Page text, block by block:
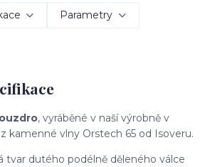
Parametry
, vyráběné v naší výrobně v
kamenné vlny Orstech 65 od Isoveru.
tvar dutého podélně děleného válce